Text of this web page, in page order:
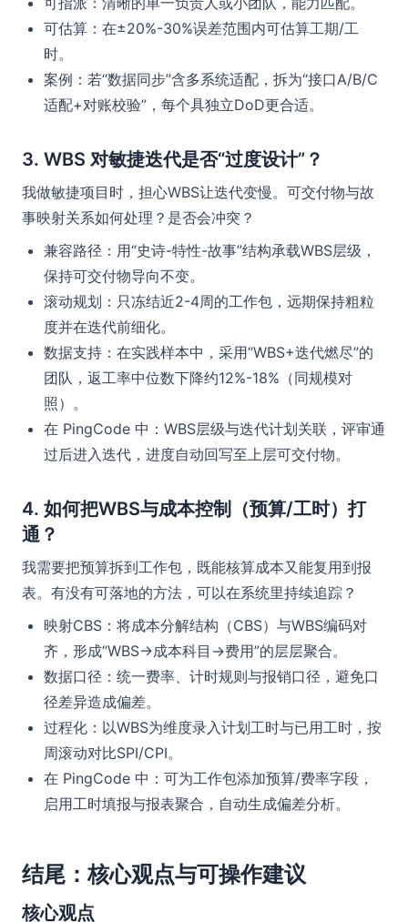
可估算：在±20%-30%误差范围内可估算工期/工
时。
案例：若“数据同步”含多系统适配，拆为“接口A/B/C
适配+对账校验”，每个具独立DoD更合适。
3. WBS 对敏捷迭代是否“过度设计”？
我做敏捷项目时，担心WBS让迭代变慢。可交付物与故
事映射关系如何处理？是否会冲突？
兼容路径：用“史诗-特性-故事”结构承载WBS层级，
保持可交付物导向不变。
滚动规划：只冻结近2-4周的工作包，远期保持粗粒
度并在迭代前细化。
数据支持：在实践样本中，采用“WBS+迭代燃尽”的
团队，返工率中位数下降约12%-18%（同规模对
照）。
在 PingCode 中：WBS层级与迭代计划关联，评审通
过后进入迭代，进度自动回写至上层可交付物。
4. 如何把WBS与成本控制（预算/工时）打
通？
我需要把预算拆到工作包，既能核算成本又能复用到报
表。有没有可落地的方法，可以在系统里持续追踪？
映射CBS：将成本分解结构（CBS）与WBS编码对
齐，形成“WBS→成本科目→费用”的层层聚合。
数据口径：统一费率、计时规则与报销口径，避免口
径差异造成偏差。
过程化：以WBS为维度录入计划工时与已用工时，按
周滚动对比SPI/CPI。
在 PingCode 中：可为工作包添加预算/费率字段，
启用工时填报与报表聚合，自动生成偏差分析。
结尾：核心观点与可操作建议
核心观点